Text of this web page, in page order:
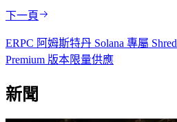
下一頁
ERPC 阿姆斯特丹 Solana 專屬
Premium 版本限量供應
新聞